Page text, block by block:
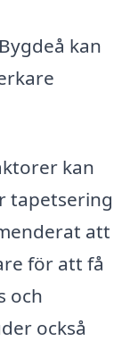
kan
kan
tapetsering
att
för att få
och
också